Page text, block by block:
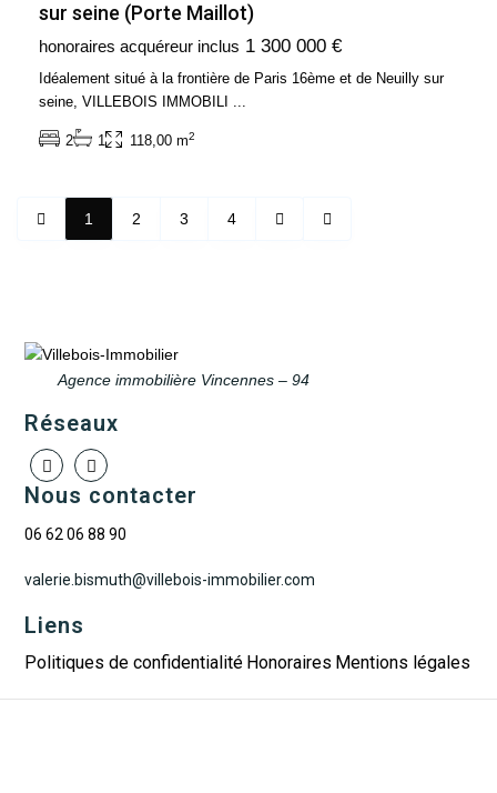
sur seine (Porte Maillot)
honoraires acquéreur inclus 1 300 000 €
Idéalement situé à la frontière de Paris 16ème et de Neuilly sur
seine, VILLEBOIS IMMOBILI ...
2 1 118,00 m2
1 2 3 4
Agence immobilière Vincennes – 94
Réseaux
Nous contacter
06 62 06 88 90
valerie.bismuth@villebois-immobilier.com
Liens
Politiques de confidentialité Honoraires Mentions légales